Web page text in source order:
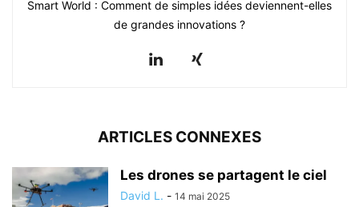
Smart World : Comment de simples idées deviennent-elles
de grandes innovations ?
ARTICLES CONNEXES
Les drones se partagent le ciel
David L. - 14 mai 2025